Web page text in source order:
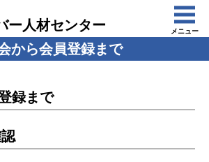
ー人材センター メニュー
から会員登録まで
録まで